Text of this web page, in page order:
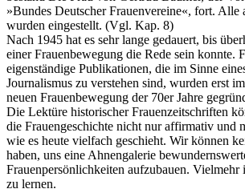
»Bundes Deutscher Frauenvereine«, fort. Alle
wurden eingestellt. (Vgl. Kap. 8)
Nach 1945 hat es sehr lange gedauert, bis
einer Frauenbewegung die Rede sein konnte.
eigenständige Publikationen, die im Sinne
Journalismus zu verstehen sind, wurden erst
neuen Frauenbewegung der 70er Jahre
Die Lektüre historischer Frauenzeitschriften
die Frauengeschichte nicht nur affirmativ und
wie es heute vielfach geschieht. Wir können
haben, uns eine Ahnengalerie
Frauenpersönlichkeiten aufzubauen. Vielmehr
zu lernen.